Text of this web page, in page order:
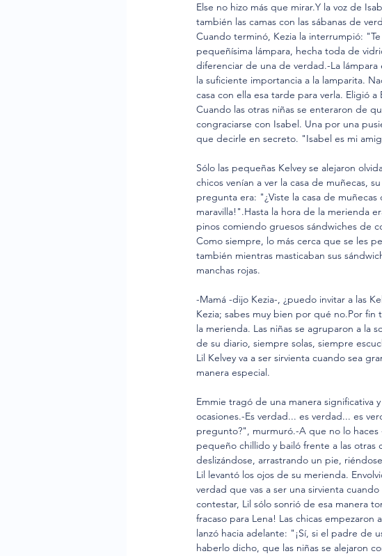
Else no hizo más que mirar.Y la voz de
también las camas con las sábanas de
Cuando terminó, Kezia la interrumpió:
pequeñísima lámpara, hecha toda de
diferenciar de una de verdad.-La
la suficiente importancia a la lamparita.
casa con ella esa tarde para verla. Eligió a
Cuando las otras niñas se enteraron de
congraciarse con Isabel. Una por una
que decirle en secreto. "Isabel es mi
Sólo las pequeñas Kelvey se alejaron
chicos venían a ver la casa de muñecas,
pregunta era: "¿Viste la casa de muñecas
maravilla!".Hasta la hora de la merienda
pinos comiendo gruesos sándwiches de
Como siempre, lo más cerca que se les
también mientras masticaban sus
manchas rojas.
-Mamá -dijo Kezia-, ¿puedo invitar a las
Kezia; sabes muy bien por qué no.Por fin
la merienda. Las niñas se agruparon a la
de su diario, siempre solas, siempre
Lil Kelvey va a ser sirvienta cuando sea
manera especial.
Emmie tragó de una manera significativa
ocasiones.-Es verdad... es verdad... es
pregunto?", murmuró.-A que no lo haces
pequeño chillido y bailó frente a las otras
deslizándose, arrastrando un pie,
Lil levantó los ojos de su merienda.
verdad que vas a ser una sirvienta
contestar, Lil sólo sonrió de esa manera
fracaso para Lena! Las chicas empezaron
lanzó hacia adelante: "¡Sí, si el padre de
haberlo dicho, que las niñas se alejaron